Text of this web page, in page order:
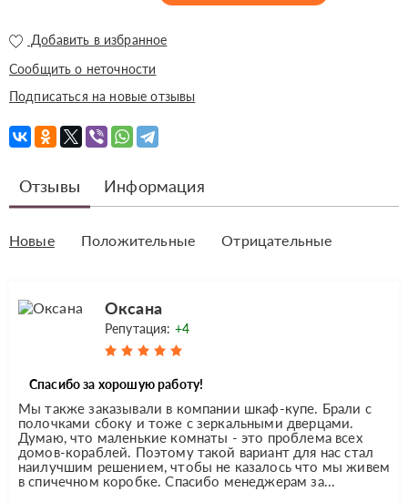
Добавить в избранное
Сообщить о неточности
Подписаться на новые отзывы
Отзывы Информация
Новые Положительные Отрицательные
Оксана
Репутация: +4
Спасибо за хорошую работу!
Мы также заказывали в компании шкаф-купе. Брали с
полочками сбоку и тоже с зеркальными дверцами.
Думаю, что маленькие комнаты - это проблема всех
домов-кораблей. Поэтому такой вариант для нас стал
наилучшим решением, чтобы не казалось что мы живем
в спичечном коробке. Спасибо менеджерам за...